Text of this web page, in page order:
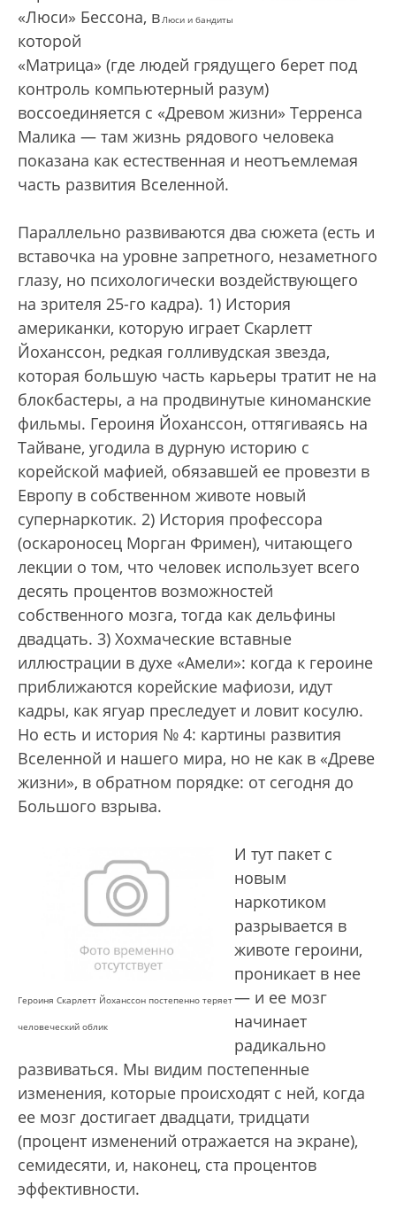
Люси и бандиты
«Люси» Бессона, в
которой
«Матрица» (где людей грядущего берет под
контроль компьютерный разум)
воссоединяется с «Древом жизни» Терренса
Малика — там жизнь рядового человека
показана как естественная и неотъемлемая
часть развития Вселенной.
Параллельно развиваются два сюжета (есть и
вставочка на уровне запретного, незаметного
глазу, но психологически воздействующего
на зрителя 25-го кадра). 1) История
американки, которую играет Скарлетт
Йоханссон, редкая голливудская звезда,
которая большую часть карьеры тратит не на
блокбастеры, а на продвинутые киноманские
фильмы. Героиня Йоханссон, оттягиваясь на
Тайване, угодила в дурную историю с
корейской мафией, обязавшей ее провезти в
Европу в собственном животе новый
супернаркотик. 2) История профессора
(оскароносец Морган Фримен), читающего
лекции о том, что человек использует всего
десять процентов возможностей
собственного мозга, тогда как дельфины
двадцать. 3) Хохмаческие вставные
иллюстрации в духе «Амели»: когда к героине
приближаются корейские мафиози, идут
кадры, как ягуар преследует и ловит косулю.
Но есть и история № 4: картины развития
Вселенной и нашего мира, но не как в «Древе
жизни», в обратном порядке: от сегодня до
Большого взрыва.
Героиня Скарлетт Йоханссон постепенно теряет
человеческий облик
И тут пакет с
новым
наркотиком
разрывается в
животе героини,
проникает в нее
— и ее мозг
начинает
радикально
развиваться. Мы видим постепенные
изменения, которые происходят с ней, когда
ее мозг достигает двадцати, тридцати
(процент изменений отражается на экране),
семидесяти, и, наконец, ста процентов
эффективности.